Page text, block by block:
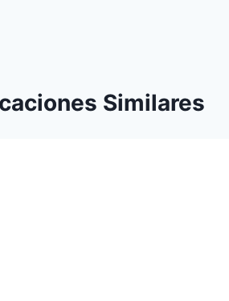
Similares